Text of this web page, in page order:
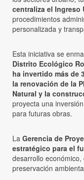
centraliza el
procedimientos
personalizada y
Esta iniciativa se
Distrito Ecológico
ha invertido más de
la renovación de la
Natural y la
proyecta una
para futuras obras.
La Gerencia de
estratégico para el
desarrollo
preservación